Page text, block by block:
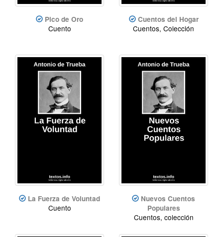
Pico de Oro
Cuento
Cuentos del Hogar
Cuentos, Colección
La Fuerza de Voluntad
Cuento
Nuevos Cuentos
Populares
Cuentos, colección